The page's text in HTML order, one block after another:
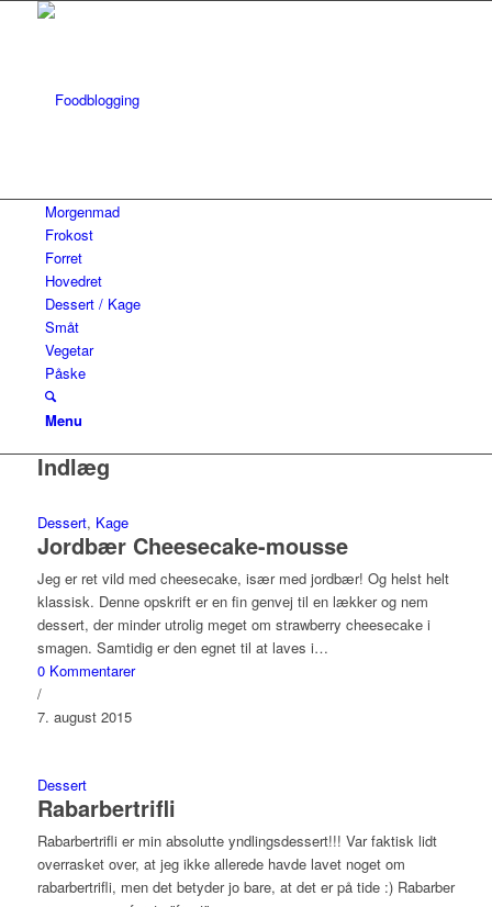
Morgenmad
Frokost
Forret
Hovedret
Dessert / Kage
Småt
Vegetar
Påske
Menu
Indlæg
Dessert, Kage
Jordbær Cheesecake-mousse
Jeg er ret vild med cheesecake, især med jordbær! Og helst helt
klassisk. Denne opskrift er en fin genvej til en lækker og nem
dessert, der minder utrolig meget om strawberry cheesecake i
smagen. Samtidig er den egnet til at laves i…
0 Kommentarer
/
7. august 2015
Dessert
Rabarbertrifli
Rabarbertrifli er min absolutte yndlingsdessert!!! Var faktisk lidt
overrasket over, at jeg ikke allerede havde lavet noget om
rabarbertrifli, men det betyder jo bare, at det er på tide :) Rabarber